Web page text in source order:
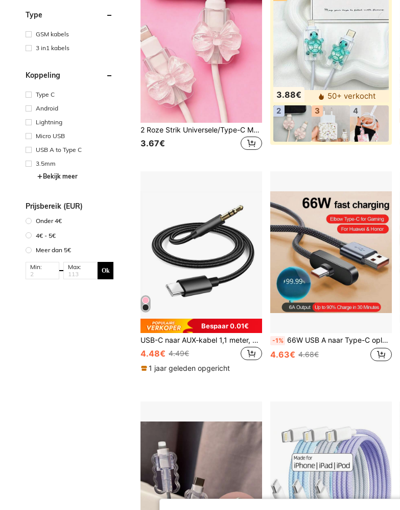
Type
GSM kabels
3 in1 kabels
Koppeling
Type C
Android
Lightning
Micro USB
USB A to Type C
3.5mm
Bekijk meer
Prijsbereik (EUR)
Onder 4€
4€ - 5€
Meer dan 5€
Min: Max: Ok
2 Roze Strik Universele/Type-C Model Kabelbeschermer - Duurzaam, Anti-Breuk en Stijlvol Telefoonaccessoire Ontwerp met Schattige Plastic Vlinder Decoratie voor Opladen en Databescherming, Oplaadaccessoires, Telefoonkabelbeschermer, Kabelorganizer, Apparaatkabelbeschermer, Schattig Plastic Ornament, Roze Strik Ontwerp, Stevige Constructie, Voor Gebruikers, Type-C Eigenaren, Cadeau voor Haar, Reis Tech Accessoire, Kerstcadeau
3.67€
3.88€
50+ verkocht
2
3 4
Bespaar 0.01€
USB-C naar AUX-kabel 1,1 meter, Type-C naar 3,5 mm mannelijke hoofdtelefoon audio-aansluiting kabel / AUX-aansluiting kabel / 3,5 mm hoofdtelefoon auto stereo kabel voor auto, compatibel met compatibiliteit dan andere USB C naar 3,5 mm AUX-kabel kabel, compatibel met de meeste Type C-telefoons: Pixel 4 3 2 XL, Galaxy iPad Air 5th 10,9 inch, IMac Air
4.48€ 4.49€
1 jaar geleden opgericht
-1% 66W USB A naar Type-C oplaadkabel, 1 meter/1,5 meter/2 meter USB-C snellaadkabel, compatibel met iPhone 17/16/15/14, Pro 12.9/11, Air 4/5, Mini 6, MotoG, Pixel en meer USB-C-apparaten
4.63€ 4.68€